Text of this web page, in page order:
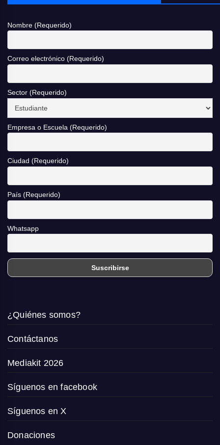
Nombre (Requerido)
Correo electrónico (Requerido)
Sector (Requerido)
Empresa o Escuela (Requerido)
Ciudad (Requerido)
País (Requerido)
Whatsapp
¿Quiénes somos?
Contáctanos
Mediakit 2026
Síguenos en facebook
Síguenos en X
Donaciones